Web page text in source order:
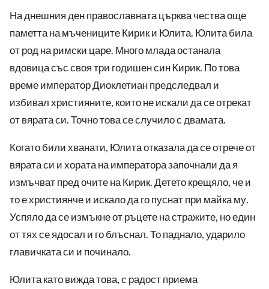
На днешния ден православната църква чества още
паметта на мъчениците Кирик и Юлита. Юлита била
от род на римски царе. Много млада останала
вдовица със своя три годишен син Кирик. По това
време император Диоклетиан предследвал и
избивал християните, които не искали да се отрекат
от вярата си. Точно това се случило с двамата.
Когато били хванати, Юлита отказала да се отрече от
вярата си и хората на императора започнали да я
измъчват пред очите на Кирик. Детето крещяло, че и
то е християнче и искало да го пуснат при майка му.
Успяло да се измъкне от ръцете на стражите, но един
от тях се ядосал и го блъснал. То паднало, ударило
главичката си и починало.
Юлита като вижда това, с радост приема